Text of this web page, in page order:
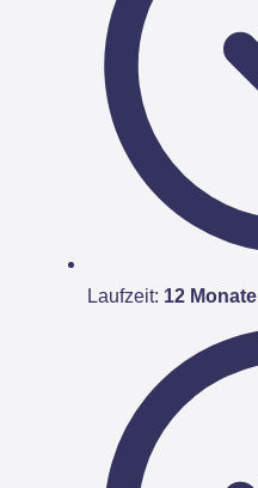
Laufzeit: 12 Monate